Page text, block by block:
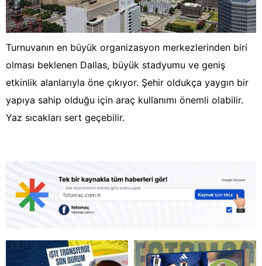
Turnuvanın en büyük organizasyon merkezlerinden biri
olması beklenen Dallas, büyük stadyumu ve geniş
etkinlik alanlarıyla öne çıkıyor. Şehir oldukça yaygın bir
yapıya sahip olduğu için araç kullanımı önemli olabilir.
Yaz sıcakları sert geçebilir.